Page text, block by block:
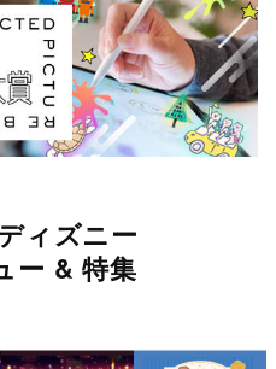
ィズニー
ー & 特集